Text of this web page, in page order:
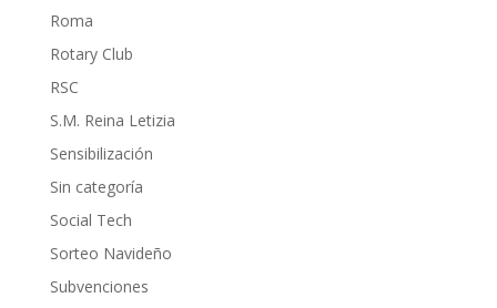
Roma
Rotary Club
RSC
S.M. Reina Letizia
Sensibilización
Sin categoría
Social Tech
Sorteo Navideño
Subvenciones